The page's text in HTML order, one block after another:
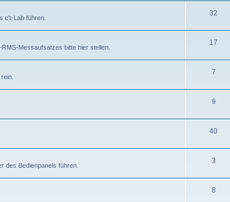
c't-Lab führen.
32
Messaufsatzes bitte hier stellen.
17
7
9
40
des Bedienpanels führen.
3
8